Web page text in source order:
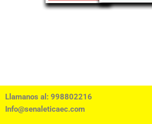
Llamanos al: 998802216
Info@senaleticaec.com